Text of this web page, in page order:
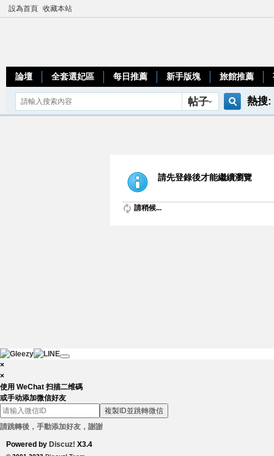
設為首頁 收藏本站
論壇 全套選妃區 每日推薦 新手版塊 旅館推薦
帖子
索
熱搜:
請先登錄後才能繼續瀏覽
請稍候...
×
×
使用 WeChat 扫描二维碼
或手动添加微信好友
複製ID並跳轉微信
請跳轉後，手動添加好友，謝謝
Powered by Discuz! X3.4